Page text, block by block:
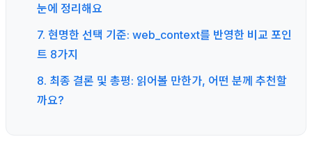
눈에 정리해요
7. 현명한 선택 기준: web_context를 반영한 비교 포인
트 8가지
8. 최종 결론 및 총평: 읽어볼 만한가, 어떤 분께 추천할
까요?